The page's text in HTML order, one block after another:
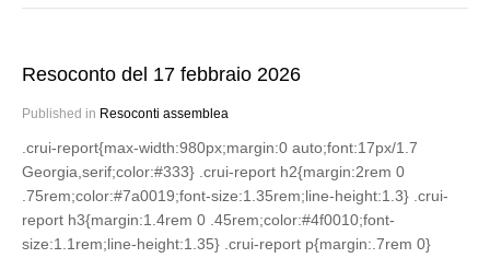
Resoconto del 17 febbraio 2026
Published in Resoconti assemblea
.crui-report{max-width:980px;margin:0 auto;font:17px/1.7
Georgia,serif;color:#333} .crui-report h2{margin:2rem 0
.75rem;color:#7a0019;font-size:1.35rem;line-height:1.3} .crui-
report h3{margin:1.4rem 0 .45rem;color:#4f0010;font-
size:1.1rem;line-height:1.35} .crui-report p{margin:.7rem 0}